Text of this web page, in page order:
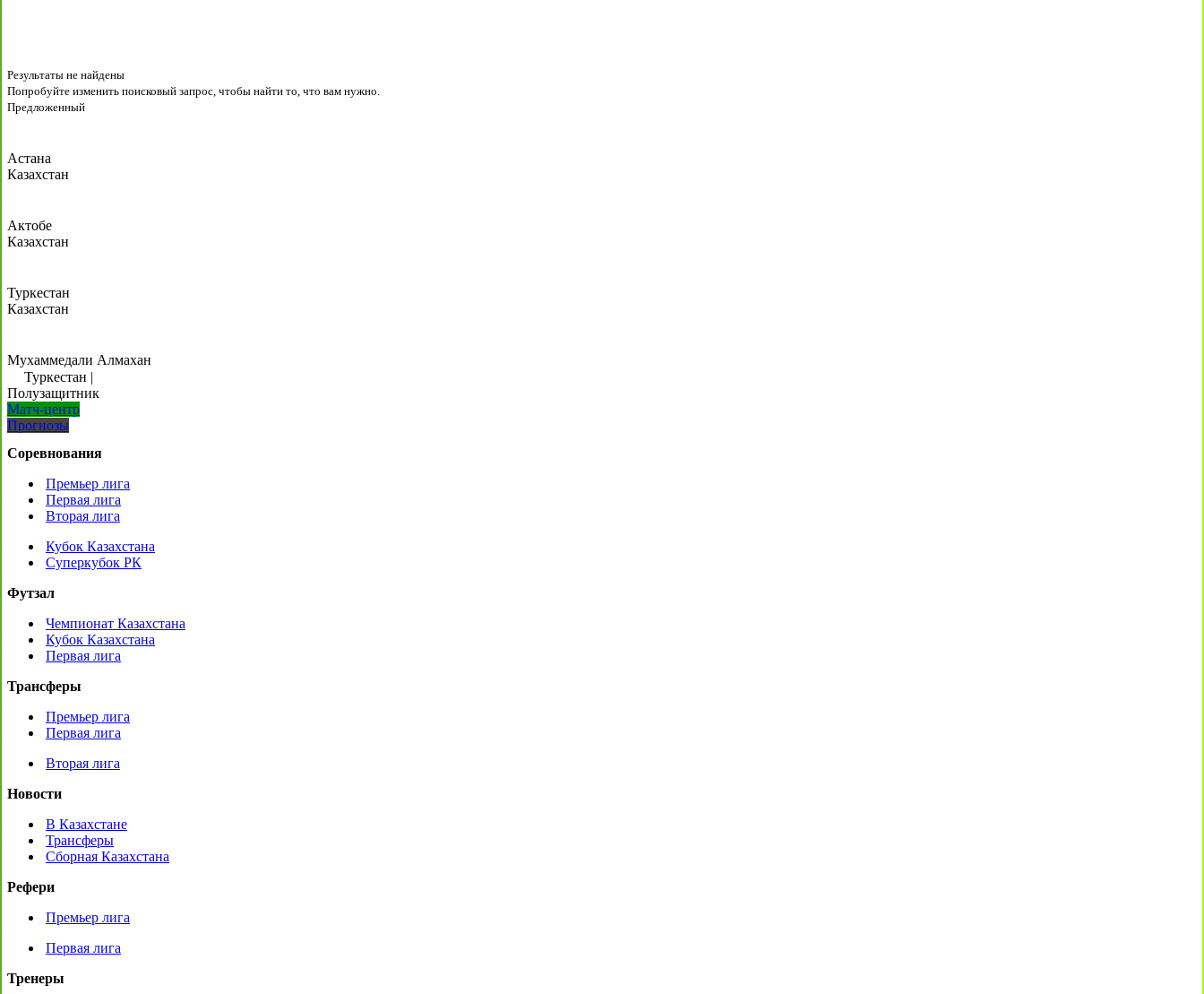
Результаты не найдены
Попробуйте изменить поисковый запрос, чтобы найти то, что вам нужно.
Предложенный
Астана
Казахстан
Актобе
Казахстан
Туркестан
Казахстан
Мухаммедали Алмахан
Туркестан |
Полузащитник
Матч-центр
Прогнозы
Соревнования
Премьер лига
Первая лига
Вторая лига
Кубок Казахстана
Суперкубок РК
Футзал
Чемпионат Казахстана
Кубок Казахстана
Первая лига
Трансферы
Премьер лига
Первая лига
Вторая лига
Новости
В Казахстане
Трансферы
Сборная Казахстана
Рефери
Премьер лига
Первая лига
Тренеры